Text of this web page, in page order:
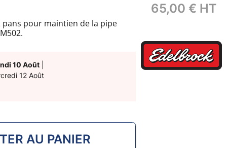
pans pour maintien de la pipe
10 Août
12 Août
65,00 € HT
AU PANIER